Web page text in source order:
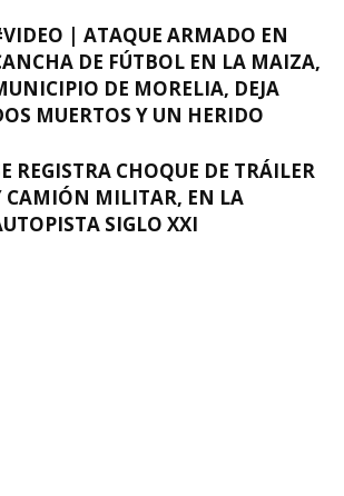
| ATAQUE ARMADO EN
DE FÚTBOL EN LA MAIZA,
DE MORELIA, DEJA
MUERTOS Y UN HERIDO
REGISTRA CHOQUE DE TRÁILER
CAMIÓN MILITAR, EN LA
SIGLO XXI